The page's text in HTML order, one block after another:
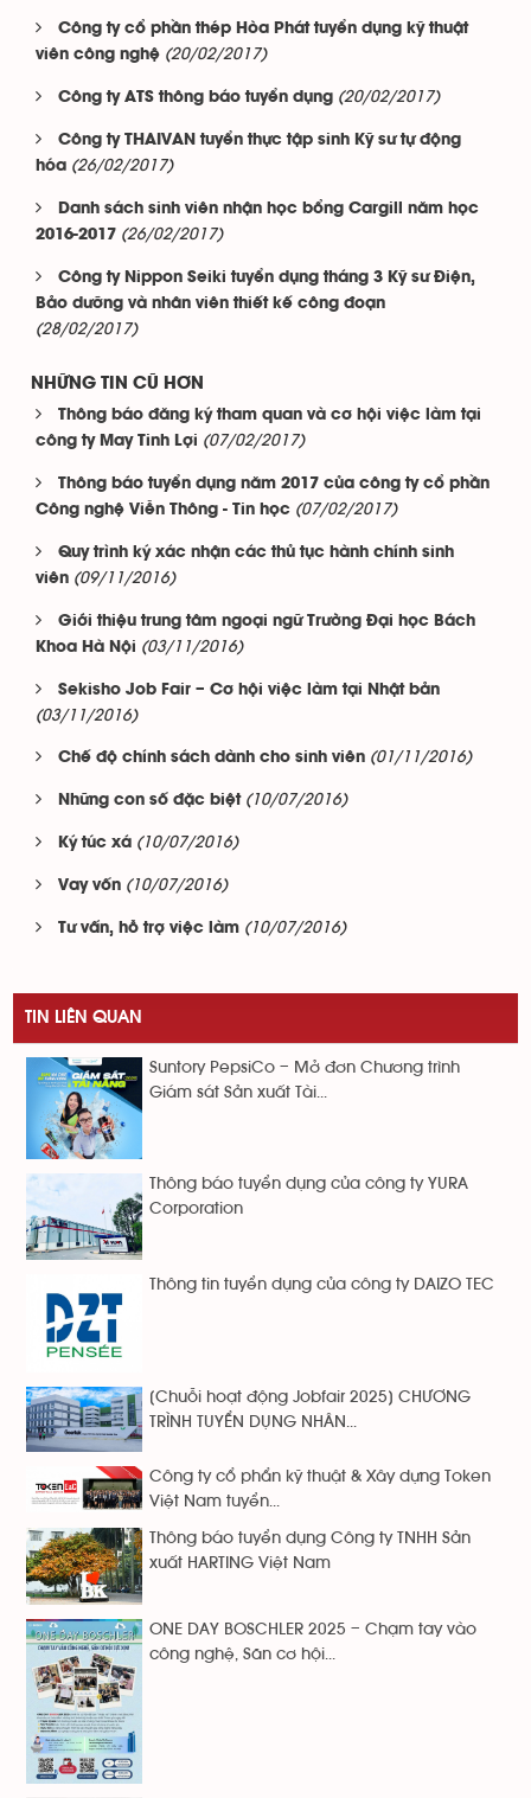
Công ty cổ phần thép Hòa Phát tuyển dụng kỹ thuật
viên công nghệ (20/02/2017)
Công ty ATS thông báo tuyển dụng (20/02/2017)
Công ty THAIVAN tuyển thực tập sinh Kỹ sư tự động
hóa (26/02/2017)
Danh sách sinh viên nhận học bổng Cargill năm học
2016-2017 (26/02/2017)
Công ty Nippon Seiki tuyển dụng tháng 3 Kỹ sư Điện,
Bảo dưỡng và nhân viên thiết kế công đoạn
(28/02/2017)
NHỮNG TIN CŨ HƠN
Thông báo đăng ký tham quan và cơ hội việc làm tại
công ty May Tinh Lợi (07/02/2017)
Thông báo tuyển dụng năm 2017 của công ty cổ phần
Công nghệ Viễn Thông - Tin học (07/02/2017)
Quy trình ký xác nhận các thủ tục hành chính sinh
viên (09/11/2016)
Giới thiệu trung tâm ngoại ngữ Trường Đại học Bách
Khoa Hà Nội (03/11/2016)
Sekisho Job Fair – Cơ hội việc làm tại Nhật bản
(03/11/2016)
Chế độ chính sách dành cho sinh viên (01/11/2016)
Những con số đặc biệt (10/07/2016)
Ký túc xá (10/07/2016)
Vay vốn (10/07/2016)
Tư vấn, hỗ trợ việc làm (10/07/2016)
TIN LIÊN QUAN
Suntory PepsiCo – Mở đơn Chương trình
Giám sát Sản xuất Tài...
Thông báo tuyển dụng của công ty YURA
Corporation
Thông tin tuyển dụng của công ty DAIZO TEC
[Chuỗi hoạt động Jobfair 2025] CHƯƠNG
TRÌNH TUYỂN DỤNG NHÂN...
Công ty cổ phẩn kỹ thuật & Xây dựng Token
Việt Nam tuyển...
Thông báo tuyển dụng Công ty TNHH Sản
xuất HARTING Việt Nam
ONE DAY BOSCHLER 2025 – Chạm tay vào
công nghệ, Săn cơ hội...